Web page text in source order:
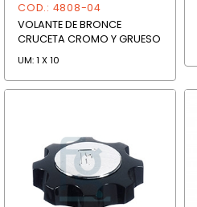
COD.: 4808-04
VOLANTE DE BRONCE
CRUCETA CROMO Y GRUESO
UM: 1 X 10